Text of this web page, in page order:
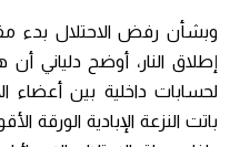
وبشأن رفض الاحتلال بدء
إطلاق النار، أوضح دلياني
لحسابات داخلية بين أعضاء
باتت النزعة الإبادية الورقة